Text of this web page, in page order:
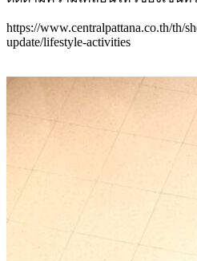
https://www.centralpattana.co.th/th/
update/lifestyle-activities